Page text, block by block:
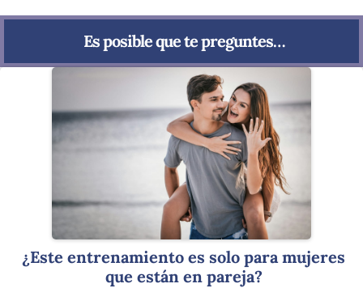
Es posible que te preguntes…
¿Este entrenamiento es solo para mujeres
que están en pareja?